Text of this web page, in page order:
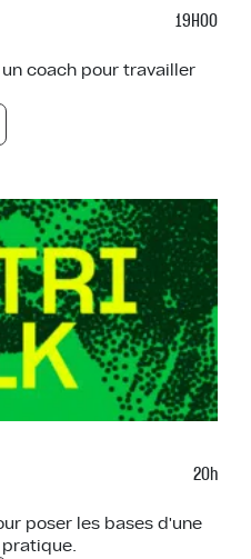
19H00
coach pour travailler
20h
poser les bases d'une